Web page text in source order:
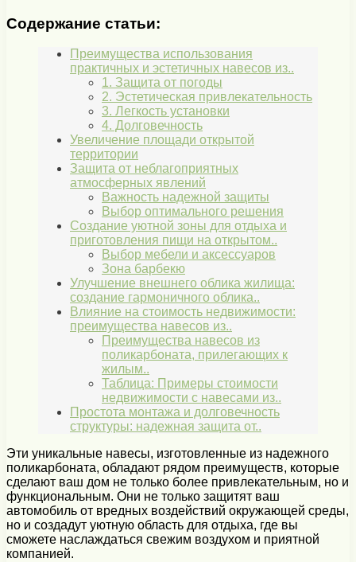
Содержание статьи:
Преимущества использования
практичных и эстетичных навесов из..
1. Защита от погоды
2. Эстетическая привлекательность
3. Легкость установки
4. Долговечность
Увеличение площади открытой
территории
Защита от неблагоприятных
атмосферных явлений
Важность надежной защиты
Выбор оптимального решения
Создание уютной зоны для отдыха и
приготовления пищи на открытом..
Выбор мебели и аксессуаров
Зона барбекю
Улучшение внешнего облика жилища:
создание гармоничного облика..
Влияние на стоимость недвижимости:
преимущества навесов из..
Преимущества навесов из
поликарбоната, прилегающих к
жилым..
Таблица: Примеры стоимости
недвижимости с навесами из..
Простота монтажа и долговечность
структуры: надежная защита от..
Эти уникальные навесы, изготовленные из надежного
поликарбоната, обладают рядом преимуществ, которые
сделают ваш дом не только более привлекательным, но и
функциональным. Они не только защитят ваш
автомобиль от вредных воздействий окружающей среды,
но и создадут уютную область для отдыха, где вы
сможете наслаждаться свежим воздухом и приятной
компанией.